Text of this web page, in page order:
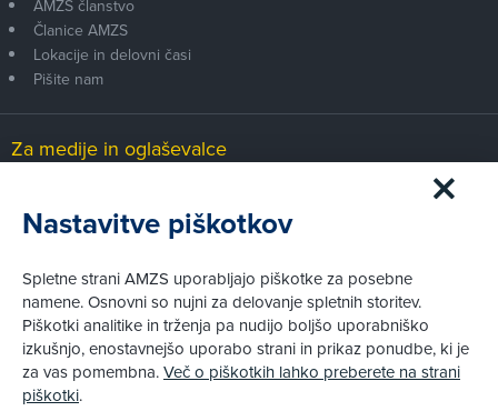
AMZS članstvo
Članice AMZS
Lokacije in delovni časi
Pišite nam
Za medije in oglaševalce
Piškotki
Politika zasebnosti
Informacije o obdelavi osebnih podatkov - videonadzor
Pravno obvestilo
Izvensodno reševanje potrošniških sporov
Nastavitve piškotkov
Spletne strani AMZS uporabljajo piškotke za posebne
namene. Osnovni so nujni za delovanje spletnih storitev.
Piškotki analitike in trženja pa nudijo boljšo uporabniško
izkušnjo, enostavnejšo uporabo strani in prikaz ponudbe, ki je
za vas pomembna.Več o piškotkih lahko preberete na strani
piškotki.